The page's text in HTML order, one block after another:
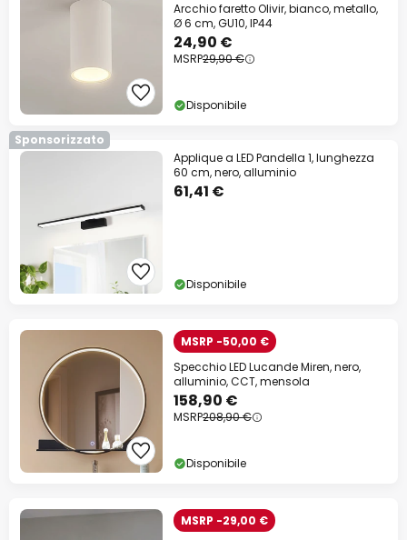
Arcchio faretto Olivir, bianco, metallo,
Ø 6 cm, GU10, IP44
24,90 €
MSRP29,90 €
Disponibile
Sponsorizzato
Applique a LED Pandella 1, lunghezza
60 cm, nero, alluminio
61,41 €
Disponibile
MSRP -50,00 €
Specchio LED Lucande Miren, nero,
alluminio, CCT, mensola
158,90 €
MSRP208,90 €
Disponibile
MSRP -29,00 €